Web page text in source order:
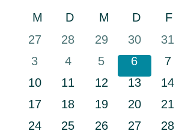
Datum
wählen.
Kalender
Veranstaltungen
M Montag
D Dienstag
M Mittwoch
D F
0
27
0
28
0
29
0
30
0
31
0
3
0
Veranstaltungen
4
0
Veranstaltungen
5
0
6
0
7
0
10
0
11
0
12
0
13
0
14
0
17
0
18
0
19
0
20
0
21
0
24
0
25
0
26
0
27
0
28